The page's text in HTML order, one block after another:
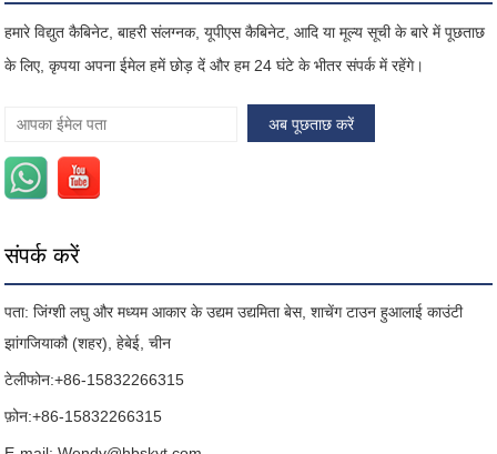
हमारे विद्युत कैबिनेट, बाहरी संलग्नक, यूपीएस कैबिनेट, आदि या मूल्य सूची के बारे में पूछताछ
के लिए, कृपया अपना ईमेल हमें छोड़ दें और हम 24 घंटे के भीतर संपर्क में रहेंगे।
संपर्क करें
पता: जिंग्शी लघु और मध्यम आकार के उद्यम उद्यमिता बेस, शाचेंग टाउन हुआलाई काउंटी
झांगजियाकौ (शहर), हेबेई, चीन
टेलीफोन:+86-15832266315
फ़ोन:+86-15832266315